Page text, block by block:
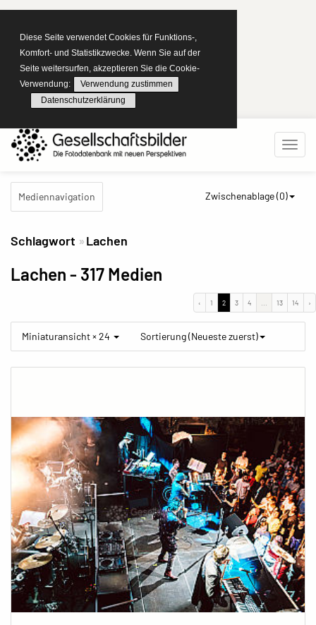
Diese Seite verwendet Cookies für Funktions-,
Komfort- und Statistikzwecke. Wenn Sie auf der
Seite weitersurfen, akzeptieren Sie die Cookie-
Verwendung:
Verwendung zustimmen
Datenschutzerklärung
Mediennavigation Zwischenablage (0)
Schlagwort Lachen
Lachen - 317 Medien
‹ 1 2 3 4 13 14 ›
Miniaturansicht × 24 Sortierung (Neueste zuerst)